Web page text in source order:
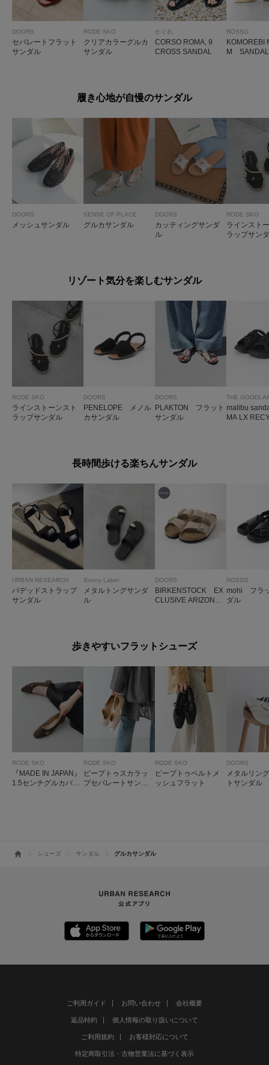
DOORS
セパレートフラット
サンダル
RODE SKO
クリアカラーグルカ
サンダル
かぐれ
CORSO ROMA, 9
CROSS SANDAL
ROSSO
KOMOREBI
M SANDAL
履き心地が自慢のサンダル
DOORS
メッシュサンダル
SENSE OF PLACE
グルカサンダル
DOORS
カッティングサンダ
ル
RODE SKO
ラインスト
ラップサン
リゾート気分を楽しむサンダル
RODE SKO
ラインストーンスト
ラップサンダル
DOORS
PENELOPE メノル
カサンダル
DOORS
PLAKTON フラット
サンダル
malibu
MA LX
長時間歩ける楽ちんサンダル
URBAN RESEARCH
パデッドストラップ
サンダル
Sonny Label
メタルトングサンダ
ル
DOORS
BIRKENSTOCK EX
CLUSIVE ARIZONAF
ROSSO
mohi フラ
ダル
歩きやすいフラットシューズ
RODE SKO
『MADE IN JAPAN』
1.5センチグルカパン
RODE SKO
ピープトゥスカラッ
プセパレートサンダ
RODE SKO
ピープトゥベルトメ
ッシュフラット
DOORS
メタルリン
トサンダル
シューズ サンダル グルカサンダル
ご利用ガイド お問い合わせ 会社概要
返品特約 個人情報の取り扱いについて
ご利用規約 お客様対応について
特定商取引法・古物営業法に基づく表示